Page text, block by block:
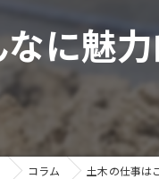
監督
職
きやすい
に魅
コラム 土木の仕事は